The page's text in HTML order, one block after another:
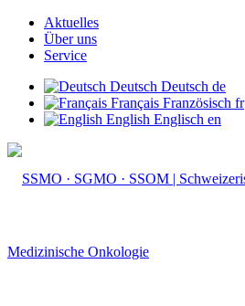
Aktuelles
Über uns
Service
Deutsch Deutsch de
Français Französisch fr
English Englisch en